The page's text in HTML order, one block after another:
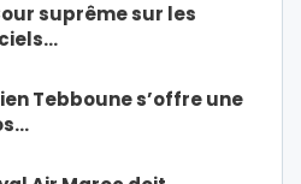
suprême sur les
Tebboune s’offre une